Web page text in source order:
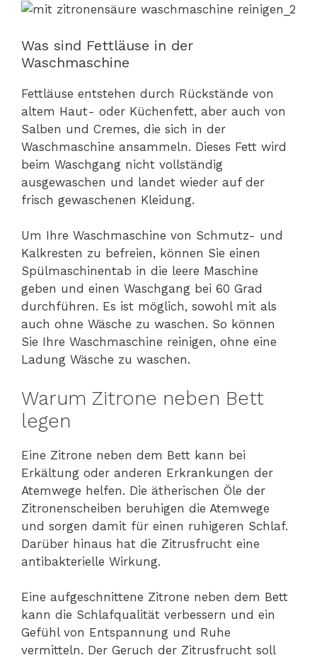
Was sind Fettläuse in der
Waschmaschine
Fettläuse entstehen durch Rückstände von
altem Haut- oder Küchenfett, aber auch von
Salben und Cremes, die sich in der
Waschmaschine ansammeln. Dieses Fett wird
beim Waschgang nicht vollständig
ausgewaschen und landet wieder auf der
frisch gewaschenen Kleidung.
Um Ihre Waschmaschine von Schmutz- und
Kalkresten zu befreien, können Sie einen
Spülmaschinentab in die leere Maschine
geben und einen Waschgang bei 60 Grad
durchführen. Es ist möglich, sowohl mit als
auch ohne Wäsche zu waschen. So können
Sie Ihre Waschmaschine reinigen, ohne eine
Ladung Wäsche zu waschen.
Warum Zitrone neben Bett
legen
Eine Zitrone neben dem Bett kann bei
Erkältung oder anderen Erkrankungen der
Atemwege helfen. Die ätherischen Öle der
Zitronenscheiben beruhigen die Atemwege
und sorgen damit für einen ruhigeren Schlaf.
Darüber hinaus hat die Zitrusfrucht eine
antibakterielle Wirkung.
Eine aufgeschnittene Zitrone neben dem Bett
kann die Schlafqualität verbessern und ein
Gefühl von Entspannung und Ruhe
vermitteln. Der Geruch der Zitrusfrucht soll